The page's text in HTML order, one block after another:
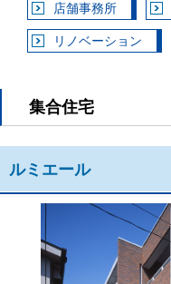
店舗事務所
リノベーション
集合住宅
ルミエール